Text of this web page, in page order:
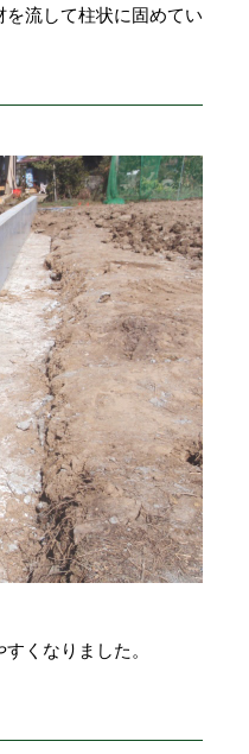
流して柱状に固めてい
くなりました。